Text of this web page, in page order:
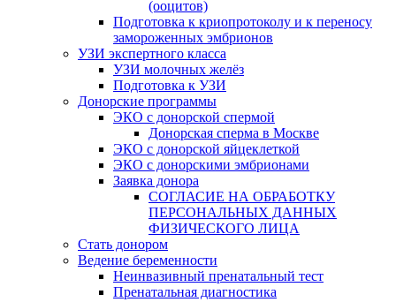
(ооцитов)
Подготовка к криопротоколу и к переносу
замороженных эмбрионов
УЗИ экспертного класса
УЗИ молочных желёз
Подготовка к УЗИ
Донорские программы
ЭКО с донорской спермой
Донорская сперма в Москве
ЭКО с донорской яйцеклеткой
ЭКО с донорскими эмбрионами
Заявка донора
СОГЛАСИЕ НА ОБРАБОТКУ
ПЕРСОНАЛЬНЫХ ДАННЫХ
ФИЗИЧЕСКОГО ЛИЦА
Стать донором
Ведение беременности
Неинвазивный пренатальный тест
Пренатальная диагностика